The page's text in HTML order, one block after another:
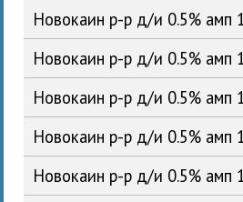
Новокаин р-р д/и 0.5%
Новокаин р-р д/и 0.5%
Новокаин р-р д/и 0.5%
Новокаин р-р д/и 0.5%
Новокаин р-р д/и 0.5%